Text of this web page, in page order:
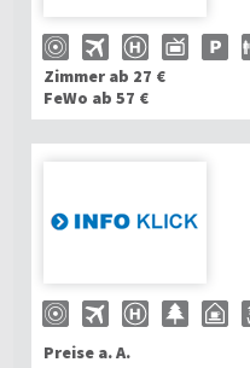
Zimmer ab 27 €
FeWo ab 57 €
Preise a. A.